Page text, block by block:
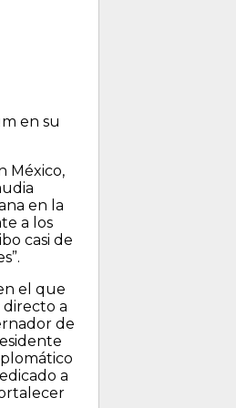
en su
México,
en la
a los
casi de
el que
a
de
a